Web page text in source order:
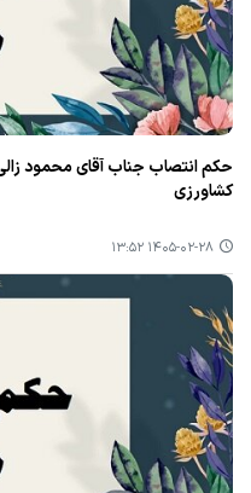
حکم انتصاب جناب آقای محمود
کشاورزی
۱۴۰۵-۰۲-۲۸ ۱۳:۵۲